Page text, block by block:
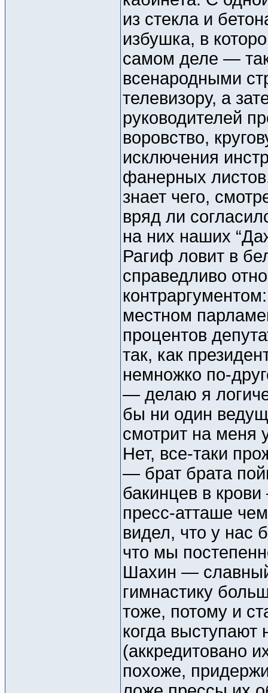
из стекла и
избушка, в
самом деле —
всенародными
телевизору, а
руководителей
воровство,
исключения
фанерных
знает чего,
вряд ли
на них наших
Рагиф ловит в
справедливо
местном
процентов
так, как
немножко по-
— делаю я
бы ни один
смотрит на меня
Нет, все-таки
— брат брата
бакинцев в
пресс-атташе
видел, что у нас
что мы
Шахин — славный
гимнастику
тоже, потому и
когда
(аккредитовано
похоже,